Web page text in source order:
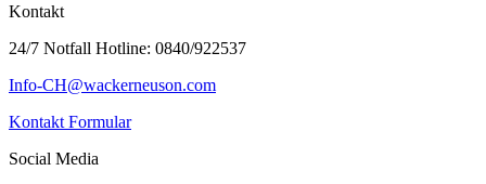
Kontakt
24/7 Notfall Hotline: 0840/922537
Info-CH@wackerneuson.com
Kontakt Formular
Social Media